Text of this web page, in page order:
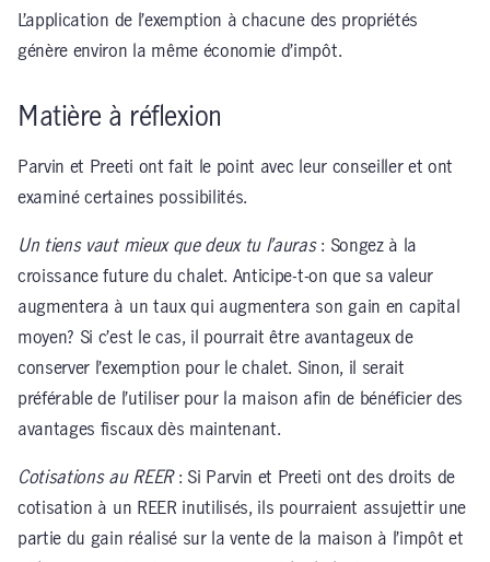
L’application de l’exemption à chacune des propriétés
génère environ la même économie d’impôt.
Matière à réflexion
Parvin et Preeti ont fait le point avec leur conseiller et ont
examiné certaines possibilités.
Un tiens vaut mieux que deux tu l’auras: Songez à la
croissance future du chalet. Anticipe-t-on que sa valeur
augmentera à un taux qui augmentera son gain en capital
moyen? Si c’est le cas, il pourrait être avantageux de
conserver l’exemption pour le chalet. Sinon, il serait
préférable de l’utiliser pour la maison afin de bénéficier des
avantages fiscaux dès maintenant.
Cotisations au REER: Si Parvin et Preeti ont des droits de
cotisation à un REER inutilisés, ils pourraient assujettir une
partie du gain réalisé sur la vente de la maison à l’impôt et